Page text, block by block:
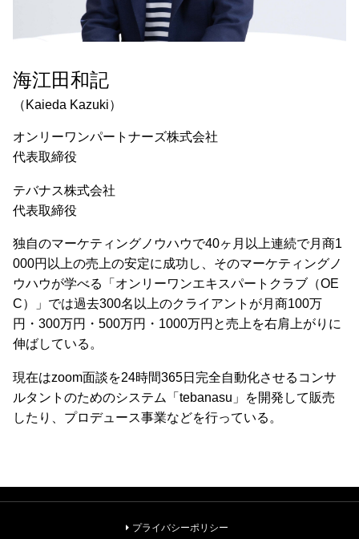
海江田和記
（Kaieda Kazuki）
オンリーワンパートナーズ株式会社
代表取締役
テバナス株式会社
代表取締役
独自のマーケティングノウハウで40ヶ月以上連続で月商1
000円以上の売上の安定に成功し、そのマーケティングノ
ウハウが学べる「オンリーワンエキスパートクラブ（OE
C）」では過去300名以上のクライアントが月商100万
円・300万円・500万円・1000万円と売上を右肩上がりに
伸ばしている。
現在はzoom面談を24時間365日完全自動化させるコンサ
ルタントのためのシステム「tebanasu」を開発して販売
したり、プロデュース事業などを行っている。
プライバシーポリシー